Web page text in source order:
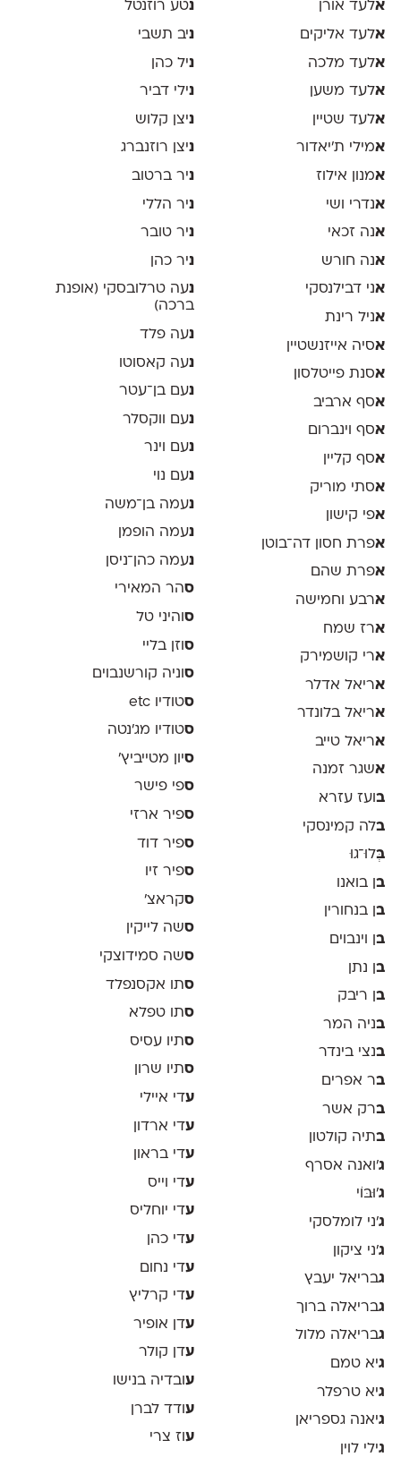
אלעד אורן
אלעד אליקים
אלעד מלכה
אלעד משען
אלעד שטיין
אמילי ת׳יאדור
אמנון אילוז
אנדרי ושי
אנה זכאי
אנה חורש
אני דבילנסקי
אניל רינת
אסיה אייזנשטיין
אסנת פייטלסון
אסף ארביב
אסף וינברום
אסף קליין
אסתי מוריק
אפי קישון
אפרת חסון דה־בוטן
אפרת שהם
ארבע וחמישה
ארז שמח
ארי קושמירק
אריאל אדלר
אריאל בלונדר
אריאל טייב
אשגר זמנה
בועז עזרא
בלה קמינסקי
בְּלוּ־גוּ
בן בואנו
בן בנחורין
בן וינבוים
בן נתן
בן ריבק
בניה המר
בנצי בינדר
בר אפרים
ברק אשר
בתיה קולטון
ג'ואנה אסרף
ג'וּבּוֹי
ג׳ני לומלסקי
ג׳ני ציקון
גבריאל יעבץ
גבריאלה ברוך
גבריאלה מלול
גיא טמם
גיא טרפלר
גיאנה גספריאן
גילי לוין
נטע רוזנטל
ניב תשבי
ניל כהן
נילי דביר
ניצן קלוש
ניצן רוזנברג
ניר ברטוב
ניר הללי
ניר טובר
ניר כהן
נעה טרלובסקי (אופנת
ברכה)
נעה פלד
נעה קאסוטו
נעם בן־עטר
נעם ווקסלר
נעם וינר
נעם נוי
נעמה בן־משה
נעמה הופמן
נעמה כהן־ניסן
סהר המאירי
ס והיני טל
סוזן בליי
ס וניה קורשנבוים
סטודיו etc
סטודיו מג'נטה
סיון מטייביץ׳
ספי פישר
ספיר ארזי
ספיר דוד
ספיר זיו
סקראצ׳
סשה לייקין
סשה סמידוצקי
סתו אקסנפלד
סתו טפלא
סתיו עסיס
סתיו שרון
עדי איילי
עדי ארדון
עדי בראון
עדי וייס
עדי יוחליס
עדי כהן
עדי נחום
עדי קרליץ
עדן אופיר
עדן קולר
ע ובדיה בנישו
עודד לברן
ע וז צרי